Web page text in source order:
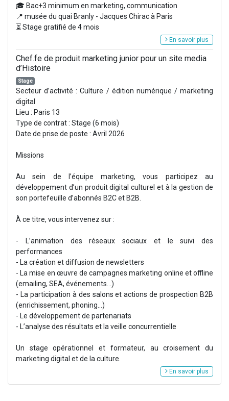
🎓 Bac+3 minimum en marketing, communication
📍 musée du quai Branly - Jacques Chirac à Paris
⏳ Stage gratifié de 4 mois
En savoir plus
Chef.fe de produit marketing junior pour un site media
d’Histoire
Stage
Secteur d’activité : Culture / édition numérique / marketing
digital
Lieu : Paris 13
Type de contrat : Stage (6 mois)
Date de prise de poste : Avril 2026
Missions
Au sein de l’équipe marketing, vous participez au
développement d’un produit digital culturel et à la gestion de
son portefeuille d’abonnés B2C et B2B.
À ce titre, vous intervenez sur :
- L’animation des réseaux sociaux et le suivi des
performances
- La création et diffusion de newsletters
- La mise en œuvre de campagnes marketing online et offline
(emailing, SEA, événements…)
- La participation à des salons et actions de prospection B2B
(enrichissement, phoning...)
- Le développement de partenariats
- L’analyse des résultats et la veille concurrentielle
Un stage opérationnel et formateur, au croisement du
marketing digital et de la culture.
En savoir plus